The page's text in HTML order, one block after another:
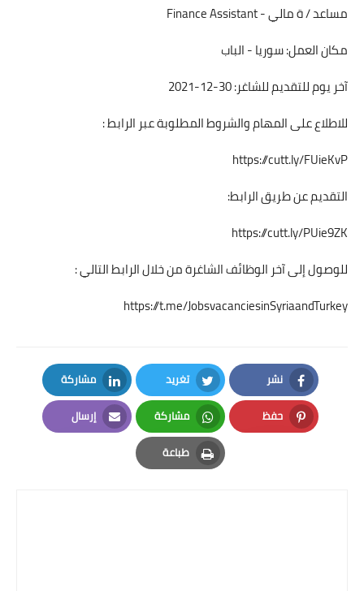
مساعد / ة مالي - Finance Assistant
مكان العمل: سوريا - الباب
آخر يوم للتقديم للشاغر: 30-12-2021
للاطلاع على المهام والشروط المطلوبة عبر الرابط :
https://cutt.ly/FUieKvP
التقديم عن طريق الرابط:
https://cutt.ly/PUie9ZK
للوصول إلى آخر الوظائف الشاغرة من خلال الرابط التالي :
https://t.me/JobsvacanciesinSyriaandTurkey
نشر
Facebook
تغريد
Twitter
مشاركة
LinkedIn
حفظ
Pinterest
مشاركة
Whatsapp
إرسال
Email
طباعة
Print